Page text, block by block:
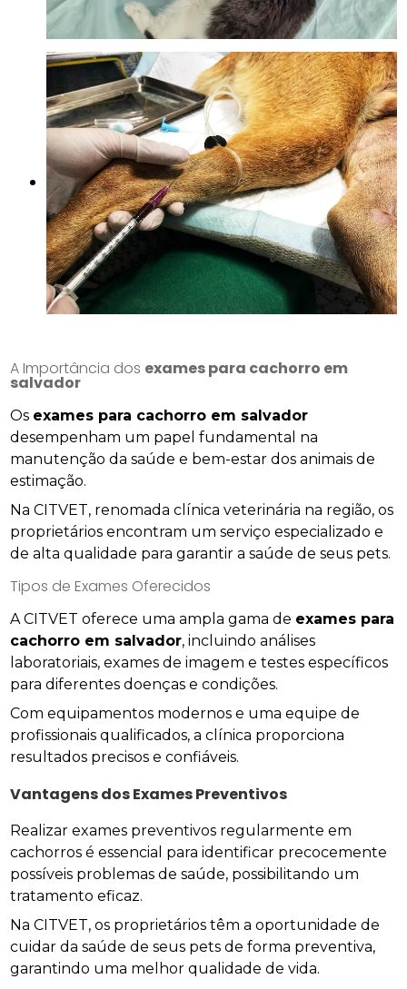
A Importância dos exames para cachorro em
salvador
Os exames para cachorro em salvador
desempenham um papel fundamental na
manutenção da saúde e bem-estar dos animais de
estimação.
Na CITVET, renomada clínica veterinária na região, os
proprietários encontram um serviço especializado e
de alta qualidade para garantir a saúde de seus pets.
Tipos de Exames Oferecidos
A CITVET oferece uma ampla gama de exames para
cachorro em salvador, incluindo análises
laboratoriais, exames de imagem e testes específicos
para diferentes doenças e condições.
Com equipamentos modernos e uma equipe de
profissionais qualificados, a clínica proporciona
resultados precisos e confiáveis.
Vantagens dos Exames Preventivos
Realizar exames preventivos regularmente em
cachorros é essencial para identificar precocemente
possíveis problemas de saúde, possibilitando um
tratamento eficaz.
Na CITVET, os proprietários têm a oportunidade de
cuidar da saúde de seus pets de forma preventiva,
garantindo uma melhor qualidade de vida.